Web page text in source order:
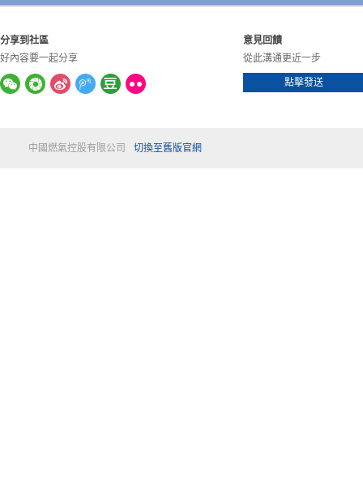
分享到社區
好內容要一起分享
意見回饋
從此溝通更近一步
點擊發送
中國燃氣控股有限公司 切換至舊版官網